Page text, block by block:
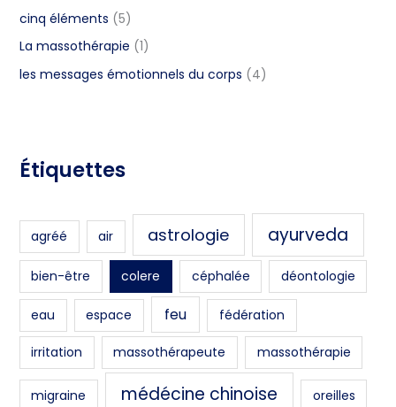
o
r
cinq éléments (5)
La massothérapie (1)
les messages émotionnels du corps (4)
Étiquettes
agréé air astrologie ayurveda
bien-être colere céphalée déontologie
eau espace feu fédération
irritation massothérapeute massothérapie
migraine médécine chinoise oreilles